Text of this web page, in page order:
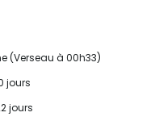
(Verseau à 00h33)
jours
jours